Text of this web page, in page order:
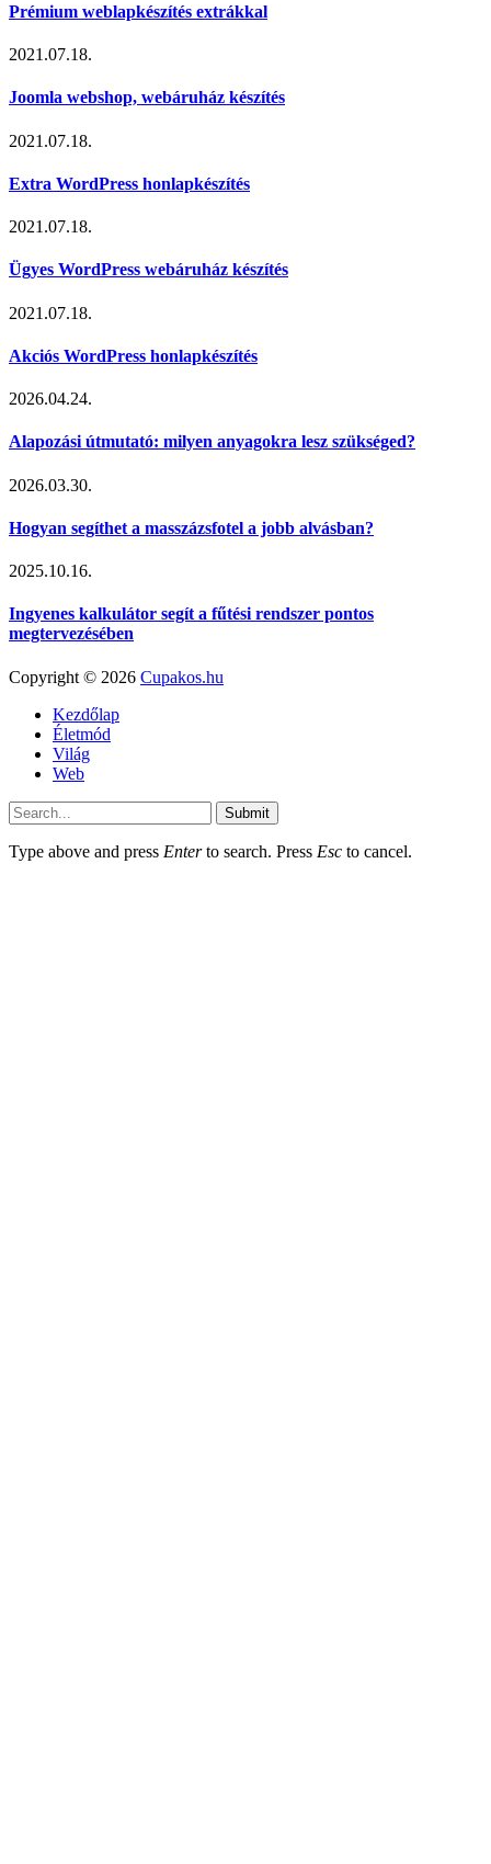
Prémium weblapkészítés extrákkal
2021.07.18.
Joomla webshop, webáruház készítés
2021.07.18.
Extra WordPress honlapkészítés
2021.07.18.
Ügyes WordPress webáruház készítés
2021.07.18.
Akciós WordPress honlapkészítés
2026.04.24.
Alapozási útmutató: milyen anyagokra lesz szükséged?
2026.03.30.
Hogyan segíthet a masszázsfotel a jobb alvásban?
2025.10.16.
Ingyenes kalkulátor segít a fűtési rendszer pontos
megtervezésében
Copyright © 2026 Cupakos.hu
Kezdőlap
Életmód
Világ
Web
Submit
Type above and press Enterto search. Press Esc to cancel.